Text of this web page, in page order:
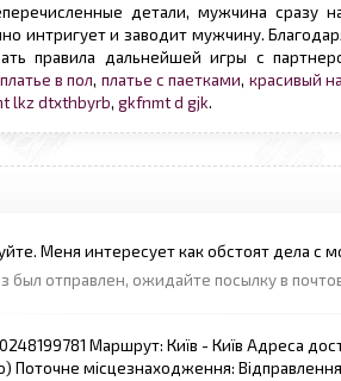
детали, мужчина сразу
интригует и заводит мужчину.
правила дальнейшей игры с
платье в пол, платье с паетками, красивый
lkz dtxthbyrb, gkfnmt d gjk.
Меня интересует как обстоят дела
был отправлен, ожидайте посылку в
Маршрут: Київ - Київ Адреса
Поточне місцезнаходження: